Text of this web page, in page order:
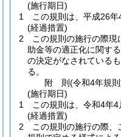
(施行期日)
1
この規則は、平成26年
(経過措置)
2
この規則の施行の際
助金等の適正化に関す
の決定がなされている
る。
附 則(令和4年規
(施行期日)
1
この規則は、令和4年4
(経過措置)
2
この規則の施行の際